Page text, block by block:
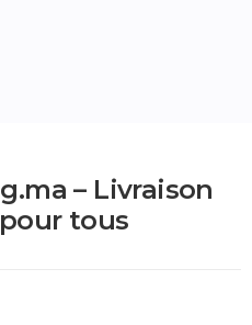
– Livraison
tous